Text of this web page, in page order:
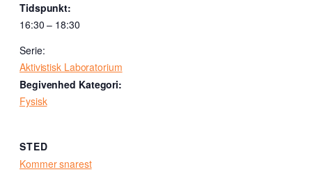
Tidspunkt:
16:30 – 18:30
Serie:
Aktivistisk Laboratorium
Begivenhed Kategori:
Fysisk
STED
Kommer snarest